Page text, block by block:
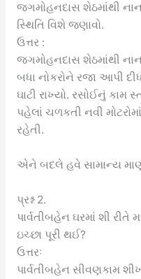
જગમોહનદાસ શેઠમાંથી
સ્થિતિ વિશે જણાવો.
ઉત્તર :
જગમોહનદાસ શેઠમાંથી
બધા નોકરોને રજા આપી
ઘાટી રાખ્યો. રસોઈનું કામ
પહેલાં ચળકતી નવી
રહેતી.
એને બદલે હવે સામાન્ય
પ્રશ્ન 2.
પાર્વતીબહેન ઘરમાં શી રીતે
ઇચ્છા પૂરી થઈ?
ઉત્તરઃ
પાર્વતીબહેન સીવણકામ